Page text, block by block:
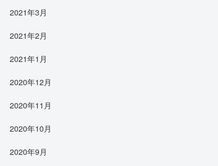
2021年3月
2021年2月
2021年1月
2020年12月
2020年11月
2020年10月
2020年9月